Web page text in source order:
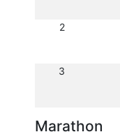
2
3
Marathon